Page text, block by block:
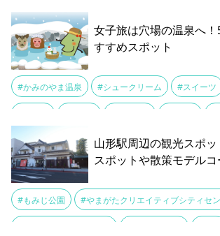
#最上 #焼き鳥 #米沢牛 #置賜 #肉そば
女子旅は穴場の温泉へ
すすめスポット
#かみのやま温泉 #シュークリーム #スイーツ
#山形県 #樹氷 #温泉街 #穴場スポット
#足湯
山形駅周辺の観光スポ
スポットや散策モデル
#もみじ公園 #やまがたクリエイティブシティセ